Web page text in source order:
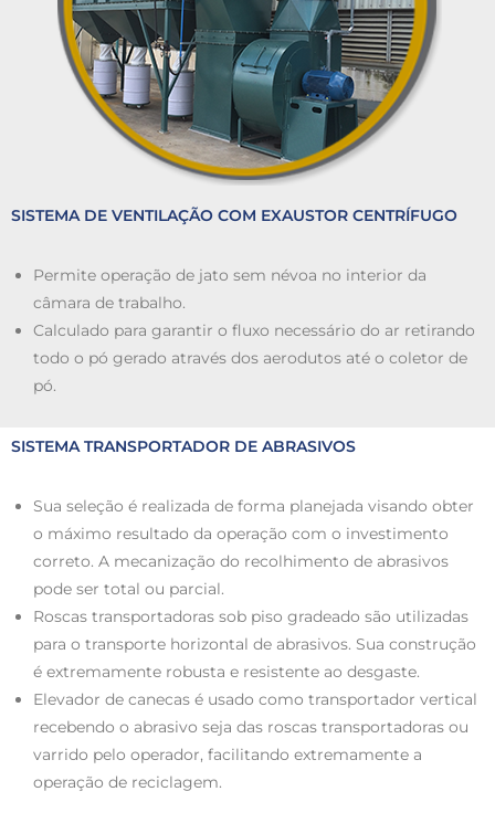
SISTEMA DE VENTILAÇÃO COM EXAUSTOR CENTRÍFUGO
Permite operação de jato sem névoa no interior da
câmara de trabalho.
Calculado para garantir o fluxo necessário do ar retirando
todo o pó gerado através dos aerodutos até o coletor de
pó.
SISTEMA TRANSPORTADOR DE ABRASIVOS
Sua seleção é realizada de forma planejada visando obter
o máximo resultado da operação com o investimento
correto. A mecanização do recolhimento de abrasivos
pode ser total ou parcial.
Roscas transportadoras sob piso gradeado são utilizadas
para o transporte horizontal de abrasivos. Sua construção
é extremamente robusta e resistente ao desgaste.
Elevador de canecas é usado como transportador vertical
recebendo o abrasivo seja das roscas transportadoras ou
varrido pelo operador, facilitando extremamente a
operação de reciclagem.